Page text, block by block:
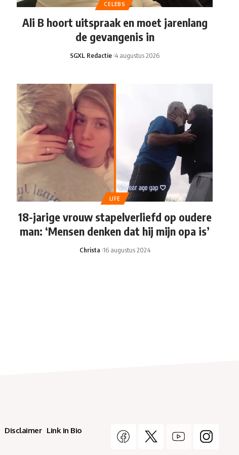
CELEBS
Ali B hoort uitspraak en moet jarenlang
de gevangenis in
SGXL Redactie 4 augustus 2026
LIFE
18-jarige vrouw stapelverliefd op oudere
man: ‘Mensen denken dat hij mijn opa is’
Christa 16 augustus 2024
Disclaimer Link in Bio